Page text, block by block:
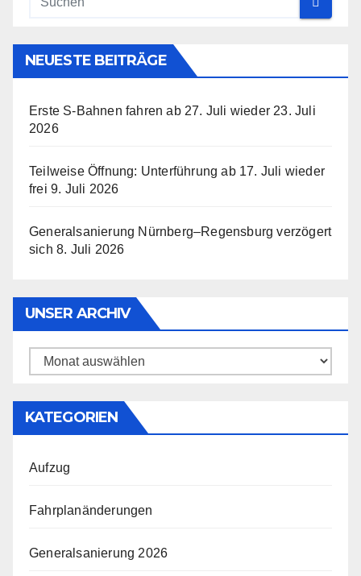
NEUESTE BEITRÄGE
Erste S-Bahnen fahren ab 27. Juli wieder 23. Juli
2026
Teilweise Öffnung: Unterführung ab 17. Juli wieder
frei 9. Juli 2026
Generalsanierung Nürnberg–Regensburg verzögert
sich 8. Juli 2026
UNSER ARCHIV
Unser
KATEGORIEN
Aufzug
Fahrplanänderungen
Generalsanierung 2026